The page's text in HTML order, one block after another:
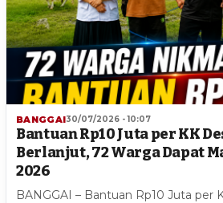
BANGGAI30/07/2026 - 10:07
Bantuan Rp10 Juta per KK
Berlanjut, 72 Warga Dapat
2026
BANGGAI – Bantuan Rp10 Juta per